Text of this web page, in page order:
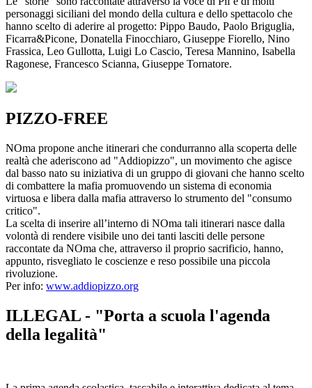
personaggi siciliani del mondo della cultura e dello spettacolo che
hanno scelto di aderire al progetto: Pippo Baudo, Paolo Briguglia,
Ficarra&Picone, Donatella Finocchiaro, Giuseppe Fiorello, Nino
Frassica, Leo Gullotta, Luigi Lo Cascio, Teresa Mannino, Isabella
Ragonese, Francesco Scianna, Giuseppe Tornatore.
PIZZO-FREE
NOma propone anche itinerari che condurranno alla scoperta delle
realtà che aderiscono ad "Addiopizzo", un movimento che agisce
dal basso nato su iniziativa di un gruppo di giovani che hanno scelto
di combattere la mafia promuovendo un sistema di economia
virtuosa e libera dalla mafia attraverso lo strumento del "consumo
critico".
La scelta di inserire all’interno di NOma tali itinerari nasce dalla
volontà di rendere visibile uno dei tanti lasciti delle persone
raccontate da NOma che, attraverso il proprio sacrificio, hanno,
appunto, risvegliato le coscienze e reso possibile una piccola
rivoluzione.
Per info: www.addiopizzo.org
ILLEGAL - "Porta a scuola l'agenda
della legalità"